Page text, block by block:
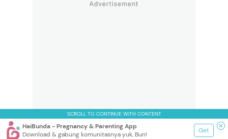
SCROLL TO CONTINUE WITH CONTENT
HaiBunda - Pregnancy & Parenting App
Download & gabung komunitasnya yuk, Bun!
Get